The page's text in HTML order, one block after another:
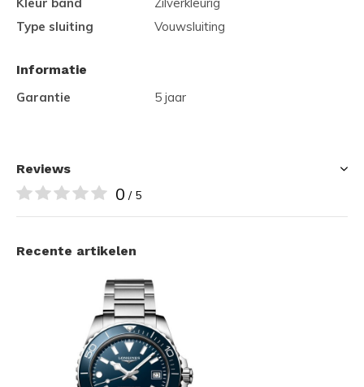
Type sluiting
Vouwsluiting
Informatie
Garantie
5 jaar
Reviews
0 / 5
Recente artikelen